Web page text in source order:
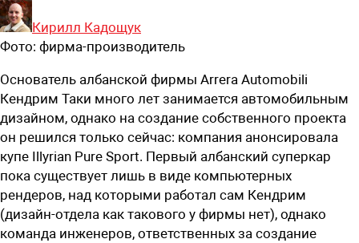
Кирилл Кадощук
Фото: фирма-производитель
Основатель албанской фирмы Arrera Automobili
Кендрим Таки много лет занимается автомобильным
дизайном, однако на создание собственного проекта
он решился только сейчас: компания анонсировала
купе Illyrian Pure Sport. Первый албанский суперкар
пока существует лишь в виде компьютерных
рендеров, над которыми работал сам Кендрим
(дизайн-отдела как такового у фирмы нет), однако
команда инженеров, ответственных за создание